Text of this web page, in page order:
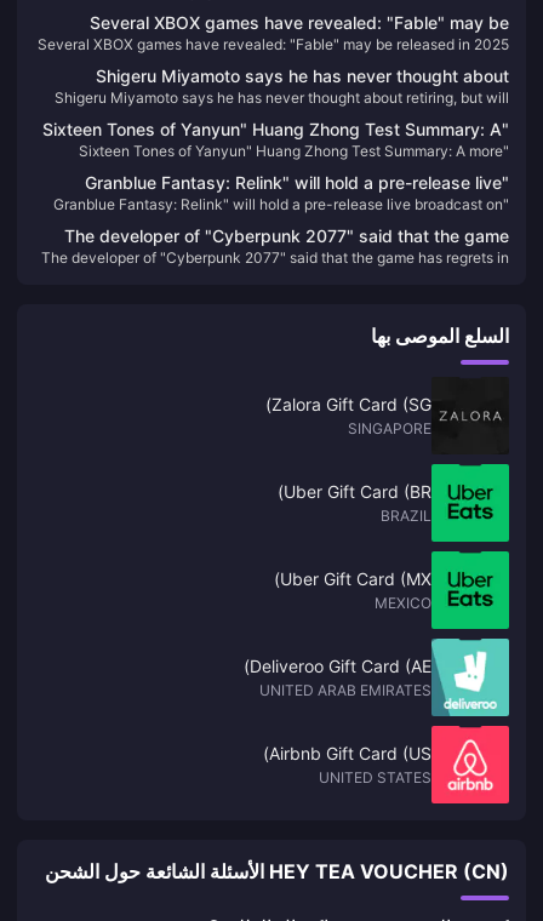
ban
Several XBOX games have revealed: "Fable" may be
released in 2025
Several XBOX games have revealed: "Fable" may be released in 2025
Shigeru Miyamoto says he has never thought about
retiring, but will consider passing on his will
Shigeru Miyamoto says he has never thought about retiring, but will
"Sixteen Tones of Yanyun" Huang Zhong Test Summary: A
more complete Jianghu, each system has taken shape
"Sixteen Tones of Yanyun" Huang Zhong Test Summary: A more
"Granblue Fantasy: Relink" will hold a pre-release live
broadcast on January 11
"Granblue Fantasy: Relink" will hold a pre-release live broadcast on
The developer of "Cyberpunk 2077" said that the game
has regrets in the "birth choice" and may be improved in
The developer of "Cyberpunk 2077" said that the game has regrets in
السلع الموصى بها
Zalora Gift Card (SG)
SINGAPORE
Uber Gift Card (BR)
BRAZIL
Uber Gift Card (MX)
MEXICO
Deliveroo Gift Card (AE)
UNITED ARAB EMIRATES
Airbnb Gift Card (US)
UNITED STATES
HEY TEA VOUCHER (CN) الأسئلة الشائعة حول الشحن